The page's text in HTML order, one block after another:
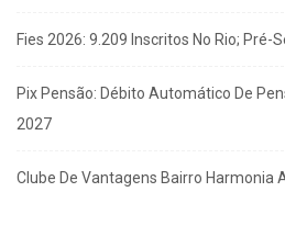
Fies 2026: 9.209 Inscritos No Rio; Pré-
Pix Pensão: Débito Automático De
2027
Clube De Vantagens Bairro Harmonia